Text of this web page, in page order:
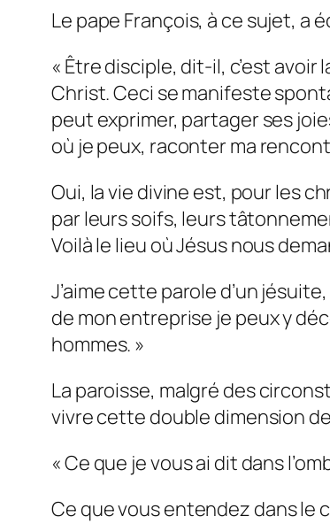
Le pape François, à ce sujet, a
« Être disciple, dit-il, c’est avoir
Christ. Ceci se manifeste
peut exprimer, partager ses
où je peux, raconter ma
Oui, la vie divine est, pour les
par leurs soifs, leurs
Voilà le lieu où Jésus nous
J’aime cette parole d’un
de mon entreprise je peux y
hommes. »
La paroisse, malgré des
vivre cette double dimension
« Ce que je vous ai dit dans
Ce que vous entendez dans le